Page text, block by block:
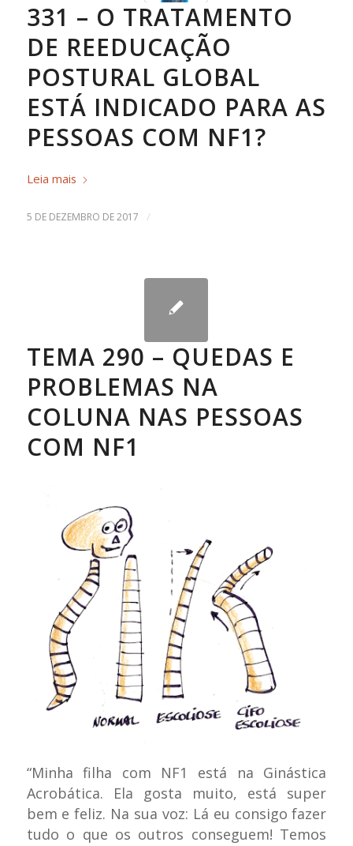
331 – O TRATAMENTO
DE REEDUCAÇÃO
POSTURAL GLOBAL
ESTÁ INDICADO PARA AS
PESSOAS COM NF1?
Leia mais
5 DE DEZEMBRO DE 2017 /
TEMA 290 – QUEDAS E
PROBLEMAS NA
COLUNA NAS PESSOAS
COM NF1
“Minha filha com NF1 está na Ginástica
Acrobática. Ela gosta muito, está super
bem e feliz. Na sua voz: Lá eu consigo fazer
tudo o que os outros conseguem! Temos